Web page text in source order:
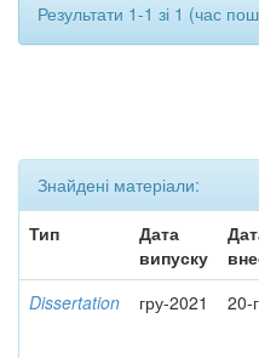
Результати 1-1 зі 1 (час
Знайдені матеріали:
Тип
Дата
випуску
Dissertation гру-2021 20-